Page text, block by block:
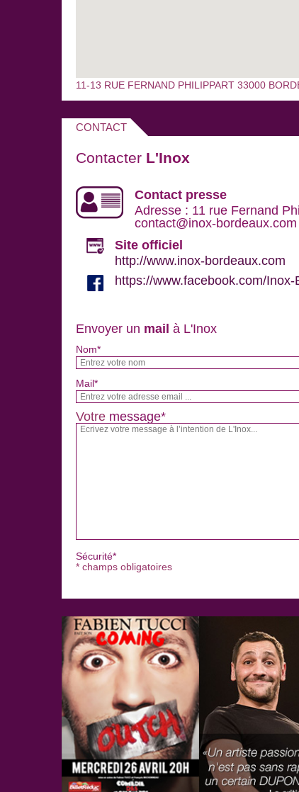
11-13 RUE FERNAND PHILIPPART 33000
CONTACT
Contacter L'Inox
Contact presse
Adresse : 11 rue Fernand
contact@inox-bordeaux.com
Site officiel
http://www.inox-bordeaux.com
https://www.facebook.com/
Envoyer un mail à L'Inox
Nom*
Mail*
Votre message*
Sécurité*
* champs obligatoires